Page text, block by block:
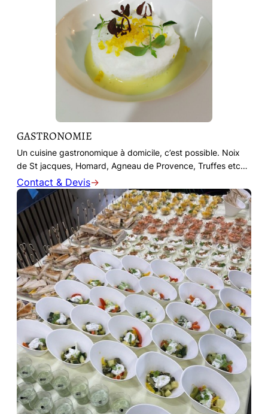
GASTRONOMIE
Un cuisine gastronomique à domicile, c’est possible. Noix
de St jacques, Homard, Agneau de Provence, Truffes etc…
Contact & Devis→